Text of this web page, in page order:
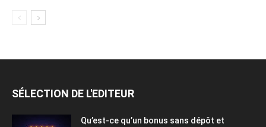
SÉLECTION DE L'EDITEUR
Qu’est-ce qu’un bonus sans dépôt et